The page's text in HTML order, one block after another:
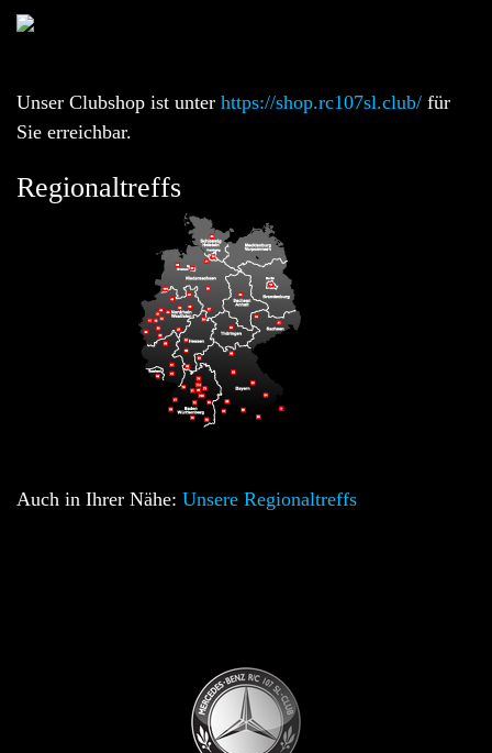
Unser Clubshop ist unter https://shop.rc107sl.club/ für
Sie erreichbar.
Regionaltreffs
Auch in Ihrer Nähe: Unsere Regionaltreffs